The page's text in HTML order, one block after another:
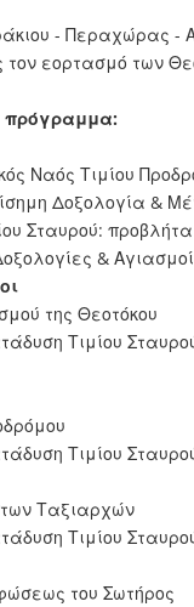
- Περαχώρας -
τον εορτασμό των
πρόγραμμα:
Ναός Τιμίου
Δοξολογία &
Σταυρού:
&
της Θεοτόκου
Τιμίου
Τιμίου
Ταξιαρχών
Τιμίου
του Σωτήρος